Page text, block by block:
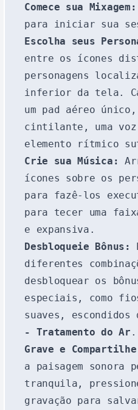
Comece sua Mixagem:
para iniciar sua
Escolha seus
entre os ícones
personagens
inferior da tela.
um pad aéreo
cintilante, uma voz
elemento rítmico
Crie sua Música:
ícones sobre os
para fazê-los
para tecer uma
e expansiva.
Desbloqueie Bônus:
diferentes
desbloquear os
especiais, como
suaves, escondidos
- Tratamento do Ar .
Grave e
a paisagem sonora
tranquila,
gravação para